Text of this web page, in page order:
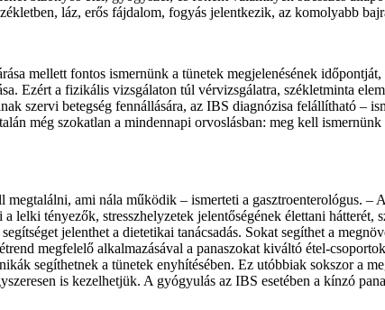
láz, erős fájdalom, fogyás jelentkezik, az komolyabb
mellett fontos ismernünk a tünetek megjelenésének időpontját,
Ezért a fizikális vizsgálaton túl vérvizsgálatra, székletminta
szervi betegség fennállására, az IBS diagnózisa felállítható –
még szokatlan a mindennapi orvoslásban: meg kell
ami nála működik – ismerteti a gasztroenterológus. –
lelki tényezők, stresszhelyzetek jelentőségének élettani
jelenthet a dietetikai tanácsadás. Sokat segíthet a
megfelelő alkalmazásával a panaszokat kiváltó étel-
segíthetnek a tünetek enyhítésében. Ez utóbbiak sokszor a
is kezelhetjük. A gyógyulás az IBS esetében a kínzó